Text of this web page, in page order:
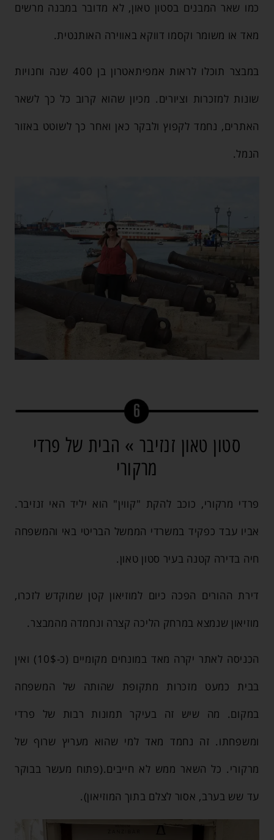
כמו שאר המבנים בסטון טאון, לא מדובר במבנה מרשים
מאד או משומר וקסמו דווקא באווירה האותנטית.
במבצר תוכלו לראות אמפיתאטרון בן 400 שנה וחנויות
שונות למזכרות וציורים. מכיון שהוא קרוב כל כך לשאר
האתרים, נחמד לקפוץ ולבקר כאן ואחר כך לשוטט באזור
הנמל.
סטון טאון זנזיבר » הבית של פרדי
מרקורי
פרדי מרקורי, כוכב להקת "קווין" הוא יליד האי זנזיבר.
אביו עבד כפקיד במשרדי הממשל הבריטי באי והמשפחה
חיה בדירה קטנה בעיר סטון טאון.
דירת ההורים הפכה כיום למוזיאון קטן שמוקדש לזכרו,
מוזיאון שנמצא במרחק הליכה קצרה ונחמדה מהמבצר.
הכניסה לאתר יקרה מאד במונחים מקומיים (כ-10$) ואין
בבית כמעט מזכרות מתקופת שהותה של המשפחה
במקום. מה שיש זה בעיקר תמונות רבות של פרדי
ומשפחתו. זה נחמד מאד למי שהוא מעריץ שרוף של
מרקורי. כל השאר ממש לא חייבים.(פתוח מעשר בבוקר
עד שש בערב, אסור לצלם בתוך המוזיאון).